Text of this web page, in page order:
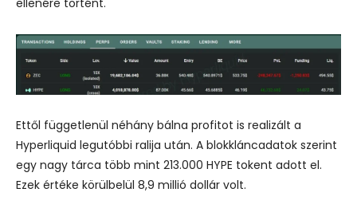
Ettől függetlenül néhány bálna profitot is realizált a
Hyperliquid legutóbbi ralija után. A blokkláncadatok szerint
egy nagy tárca több mint 213.000 HYPE tokent adott el.
Ezek értéke körülbelül 8,9 millió dollár volt.